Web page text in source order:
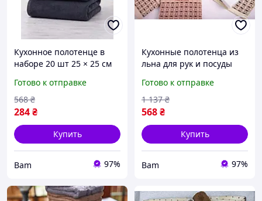
Кухонное полотенце в
наборе 20 шт 25 × 25 см
полотенце мягкое для рук
лица разные цвета
Серый bam
Готово к отправке
284₴
568 ₴
Купить
Bam 97%
Кухонные полотенца из
льна для рук и посуды
20 шт разные цвета bam
Готово к отправке
568₴
1 137 ₴
Купить
Bam 97%